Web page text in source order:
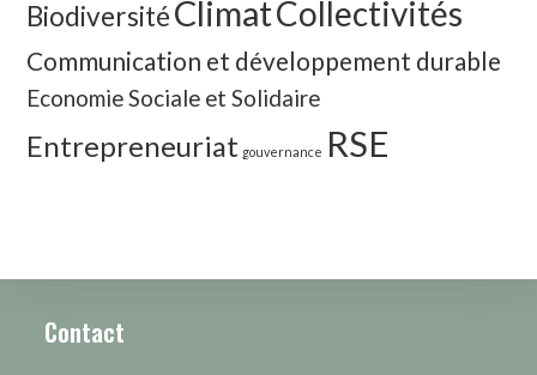
BiodiversitéClimatCollectivités
Communication et développement durable
Economie Sociale et Solidaire
Entrepreneuriat gouvernance RSE
Contact